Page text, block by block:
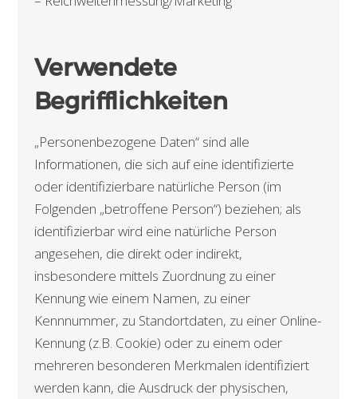
Verwendete
Begrifflichkeiten
„Personenbezogene Daten“ sind alle
Informationen, die sich auf eine identifizierte
oder identifizierbare natürliche Person (im
Folgenden „betroffene Person“) beziehen; als
identifizierbar wird eine natürliche Person
angesehen, die direkt oder indirekt,
insbesondere mittels Zuordnung zu einer
Kennung wie einem Namen, zu einer
Kennnummer, zu Standortdaten, zu einer Online-
Kennung (z.B. Cookie) oder zu einem oder
mehreren besonderen Merkmalen identifiziert
werden kann, die Ausdruck der physischen,